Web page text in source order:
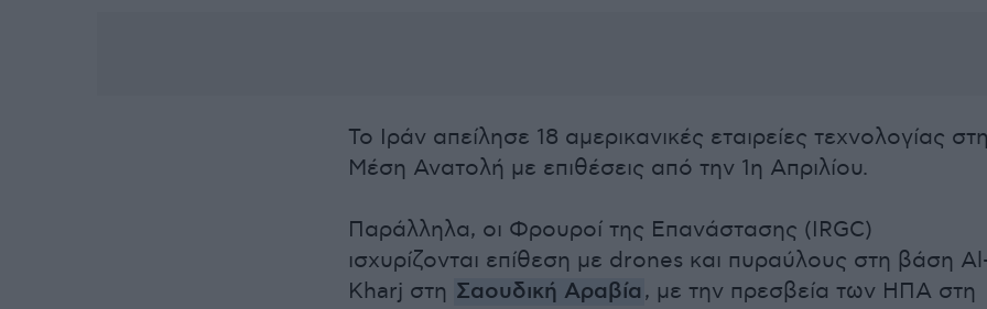
Το Ιράν απείλησε 18 αμερικανικές εταιρείες τεχνολογίας
Μέση Ανατολή με επιθέσεις από την 1η Απριλίου.
Παράλληλα, οι Φρουροί της Επανάστασης (IRGC)
ισχυρίζονται επίθεση με drones και πυραύλους στη βάση
Kharj στη Σαουδική Αραβία , με την πρεσβεία των ΗΠΑ στη